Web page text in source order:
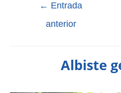
← Entrada
anterior
Albiste